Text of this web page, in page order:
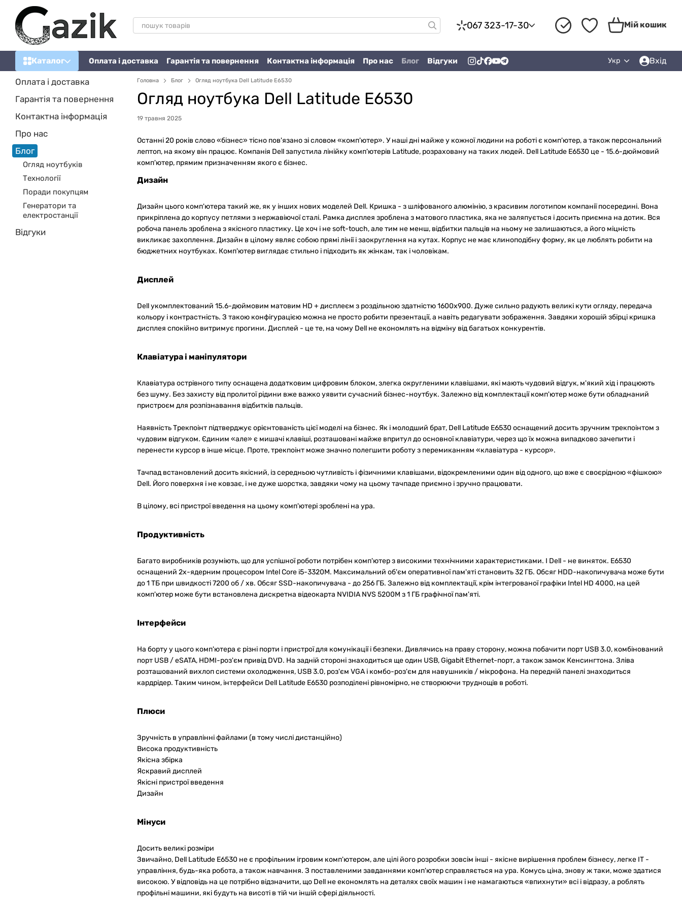
Перейти до основного контенту
067 323-17-30 Мій кошик
Каталог Оплата і доставка Гарантія та повернення Контактна інформація Про нас Блог Відгуки Укр Вхід
Головна Блог Огляд ноутбука Dell Latitude E6530
Огляд ноутбука Dell Latitude E6530
19 травня 2025
Останні 20 років слово «бізнес» тісно пов'язано зі словом «комп'ютер». У наші дні майже у кожної людини на роботі є комп'ютер, а також персональний
лептоп, на якому він працює. Компанія Dell запустила лінійку комп'ютерів Latitude, розраховану на таких людей. Dell Latitude E6530 це - 15.6-дюймовий
комп'ютер, прямим призначенням якого є бізнес.
Дизайн
Дизайн цього комп'ютера такий же, як у інших нових моделей Dell. Кришка - з шліфованого алюмінію, з красивим логотипом компанії посередині. Вона
прикріплена до корпусу петлями з нержавіючої сталі. Рамка дисплея зроблена з матового пластика, яка не заляпується і досить приємна на дотик. Вся
робоча панель зроблена з якісного пластику. Це хоч і не soft-touch, але тим не менш, відбитки пальців на ньому не залишаються, а його міцність
викликає захоплення. Дизайн в цілому являє собою прямі лінії і заокруглення на кутах. Корпус не має клиноподібну форму, як це люблять робити на
бюджетних ноутбуках. Комп'ютер виглядає стильно і підходить як жінкам, так і чоловікам.
Дисплей
Dell укомплектований 15.6-дюймовим матовим HD + дисплеєм з роздільною здатністю 1600x900. Дуже сильно радують великі кути огляду, передача
кольору і контрастність. З такою конфігурацією можна не просто робити презентації, а навіть редагувати зображення. Завдяки хорошій збірці кришка
дисплея спокійно витримує прогини. Дисплей - це те, на чому Dell не економлять на відміну від багатьох конкурентів.
Клавіатура і маніпулятори
Клавіатура острівного типу оснащена додатковим цифровим блоком, злегка округленими клавішами, які мають чудовий відгук, м'який хід і працюють
без шуму. Без захисту від пролитої рідини вже важко уявити сучасний бізнес-ноутбук. Залежно від комплектації комп'ютер може бути обладнаний
пристроєм для розпізнавання відбитків пальців.
Наявність Трекпоінт підтверджує орієнтованість цієї моделі на бізнес. Як і молодший брат, Dell Latitude E6530 оснащений досить зручним трекпоінтом з
чудовим відгуком. Єдиним «але» є мишачі клавіші, розташовані майже впритул до основної клавіатури, через що їх можна випадково зачепити і
перенести курсор в інше місце. Проте, трекпоінт може значно полегшити роботу з перемиканням «клавіатура - курсор».
Тачпад встановлений досить якісний, із середньою чутливість і фізичними клавішами, відокремленими один від одного, що вже є своєрідною «фішкою»
Dell. Його поверхня і не ковзає, і не дуже шорстка, завдяки чому на цьому тачпаде приємно і зручно працювати.
В цілому, всі пристрої введення на цьому комп'ютері зроблені на ура.
Продуктивність
Багато виробників розуміють, що для успішної роботи потрібен комп'ютер з високими технічними характеристиками. І Dell - не виняток. E6530
оснащений 2х-ядерним процесором Intel Core i5-3320M. Максимальний об'єм оперативної пам'яті становить 32 ГБ. Обсяг HDD-накопичувача може бути
до 1 ТБ при швидкості 7200 об / хв. Обсяг SSD-накопичувача - до 256 ГБ. Залежно від комплектації, крім інтегрованої графіки Intel HD 4000, на цей
комп'ютер може бути встановлена дискретна відеокарта NVIDIA NVS 5200M з 1 ГБ графічної пам'яті.
Інтерфейси
На борту у цього комп'ютера є різні порти і пристрої для комунікації і безпеки. Дивлячись на праву сторону, можна побачити порт USB 3.0, комбінований
порт USB / eSATA, HDMI-роз'єм привід DVD. На задній стороні знаходиться ще один USB, Gigabit Ethernet-порт, а також замок Кенсингтона. Зліва
розташований вихлоп системи охолодження, USB 3.0, роз'єм VGA і комбо-роз'єм для навушників / мікрофона. На передній панелі знаходиться
кардрідер. Таким чином, інтерфейси Dell Latitude E6530 розподілені рівномірно, не створюючи труднощів в роботі.
Плюси
Зручність в управлінні файлами (в тому числі дистанційно)
Висока продуктивність
Якісна збірка
Яскравий дисплей
Якісні пристрої введення
Дизайн
Мінуси
Досить великі розміри
Звичайно, Dell Latitude E6530 не є профільним ігровим комп'ютером, але цілі його розробки зовсім інші - якісне вирішення проблем бізнесу, легке ІТ -
управління, будь-яка робота, а також навчання. З поставленими завданнями комп'ютер справляється на ура. Комусь ціна, знову ж таки, може здатися
високою. У відповідь на це потрібно відзначити, що Dell не економлять на деталях своїх машин і не намагаються «впихнути» всі і відразу, а роблять
профільні машини, які будуть на висоті в тій чи іншій сфері діяльності.
Оплата і доставка
Гарантія та повернення
Контактна інформація
Про нас
Блог
Огляд ноутбуків
Технології
Поради покупцям
Генератори та
електростанції
Відгуки